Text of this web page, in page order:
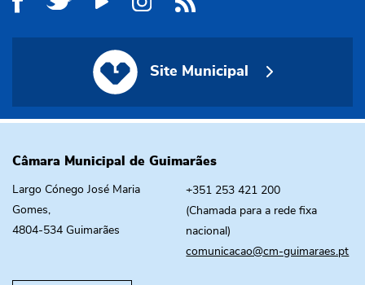
Site Municipal
Câmara Municipal de Guimarães
Largo Cónego José Maria
Gomes,
4804-534 Guimarães
+351 253 421 200
(Chamada para a rede fixa
nacional)
comunicacao@cm-guimaraes.pt